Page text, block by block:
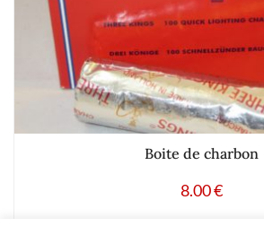
Boite de charbon
8.00€